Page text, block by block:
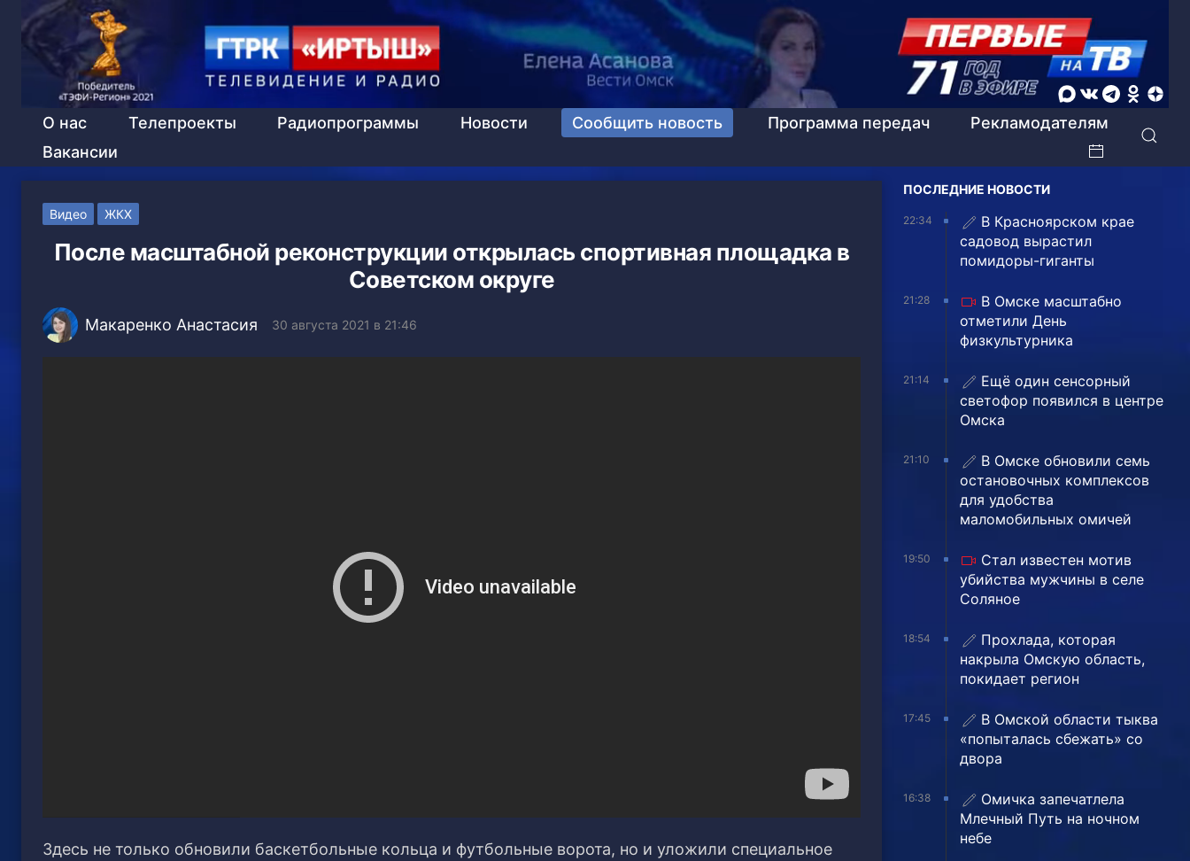
О нас Телепроекты Радиопрограммы Новости Сообщить новость Программа передач
Рекламодателям
Вакансии
Видео ЖКХ
После масштабной реконструкции открылась спортивная площадка в
Советском округе
Макаренко Анастасия 30 августа 2021 в 21:46
Здесь не только обновили баскетбольные кольца и футбольные ворота, но и уложили специальное
ПОСЛЕДНИЕ НОВОСТИ
22:34
В Красноярском крае
садовод вырастил
помидоры-гиганты
21:28
В Омске масштабно
отметили День
физкультурника
21:14
Ещё один сенсорный
светофор появился в центре
Омска
21:10
В Омске обновили семь
остановочных комплексов
для удобства
маломобильных омичей
19:50
Стал известен мотив
убийства мужчины в селе
Соляное
18:54
Прохлада, которая
накрыла Омскую область,
покидает регион
17:45
В Омской области тыква
«попыталась сбежать» со
двора
16:38
Омичка запечатлела
Млечный Путь на ночном
небе